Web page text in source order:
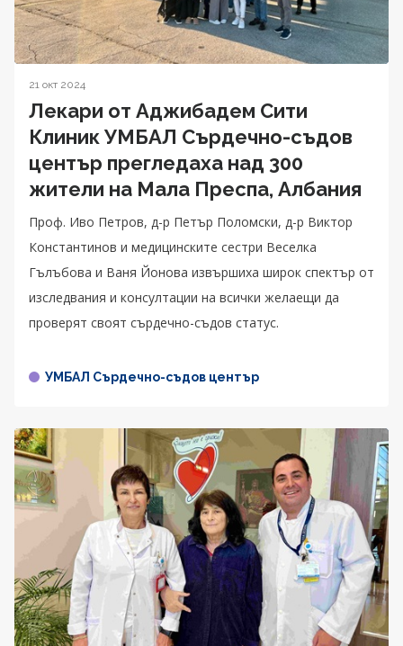
21 окт 2024
Лекари от Аджибадем Сити
Клиник УМБАЛ Сърдечно-съдов
център прегледаха над 300
жители на Мала Преспа, Албания
Проф. Иво Петров, д-р Петър Поломски, д-р Виктор
Константинов и медицинските сестри Веселка
Гълъбова и Ваня Йонова извършиха широк спектър от
изследвания и консултации на всички желаещи да
проверят своят сърдечно-съдов статус.
УМБАЛ Сърдечно-съдов център